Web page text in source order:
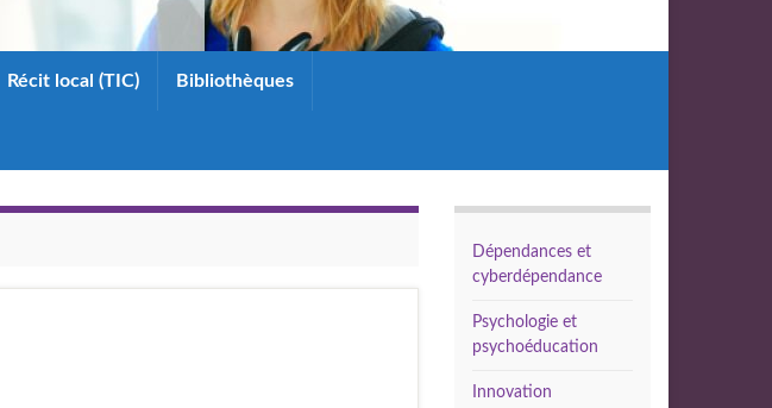
Récit local (TIC) Bibliothèques
Dépendances et
cyberdépendance
Psychologie et
psychoéducation
Innovation